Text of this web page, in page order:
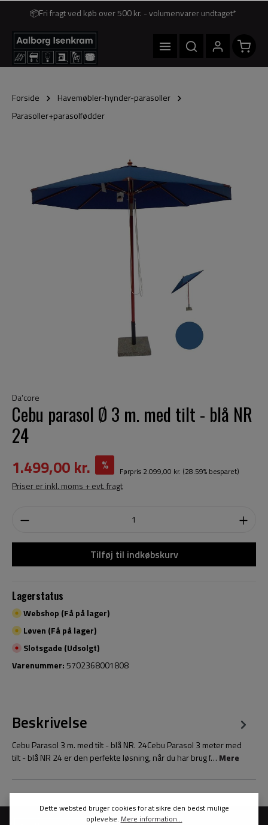
📦Fri fragt ved køb over 500 kr. - volumenvarer undtaget*
Forside
Havemøbler-hynder-parasoller
Parasoller+parasolfødder
Da'core
Cebu parasol Ø 3 m. med tilt - blå NR
24
1.499,00 kr. % Førpris 2.099,00 kr. (28.59% besparet)
Priser er inkl. moms + evt. fragt
Tilføj til indkøbskurv
Lagerstatus
Webshop (Få på lager)
Løven (Få på lager)
Slotsgade (Udsolgt)
Varenummer:5702368001808
Beskrivelse
Cebu Parasol 3 m. med tilt - blå NR. 24Cebu Parasol 3 meter med
tilt - blå NR 24 er den perfekte løsning, når du har brug f… Mere
Dette websted bruger cookies for at sikre den bedst mulige
oplevelse. Mere information...